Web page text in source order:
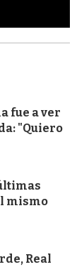
fue a ver
"Quiero
mismo
Real